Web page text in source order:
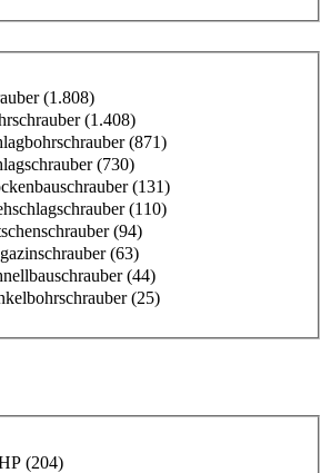
(1.808)
(1.408)
(871)
(730)
(131)
(110)
(94)
(63)
(44)
(25)
(204)